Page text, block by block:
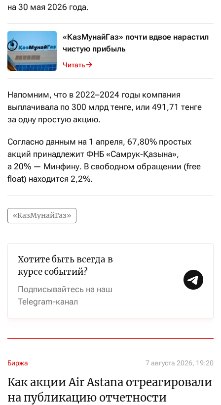
на 30 мая 2026 года.
«КазМунайГаз» почти вдвое нарастил
чистую прибыль
Читать
Напомним, что в 2022–2024 годы компания
выплачивала по 300 млрд тенге, или 491,71 тенге
за одну простую акцию.
Согласно данным на 1 апреля, 67,80% простых
акций принадлежит ФНБ «Самрук-Қазына»,
а 20% — Минфину. В свободном обращении (free
float) находится 2,2%.
«КазМунайГаз»
Хотите быть всегда в
курсе событий?
Подписывайтесь на наш
Telegram-канал
Биржа 7 августа 2026, 19:20
Как акции Air Astana отреагировали
на публикацию отчетности